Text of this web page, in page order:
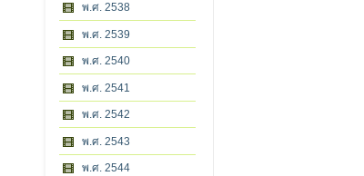
พ.ศ. 2538
พ.ศ. 2539
พ.ศ. 2540
พ.ศ. 2541
พ.ศ. 2542
พ.ศ. 2543
พ.ศ. 2544